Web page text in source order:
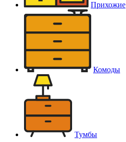
Прихожие
Комоды
Тумбы